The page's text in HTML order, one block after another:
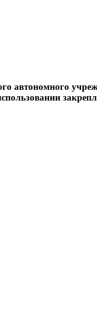
автономного